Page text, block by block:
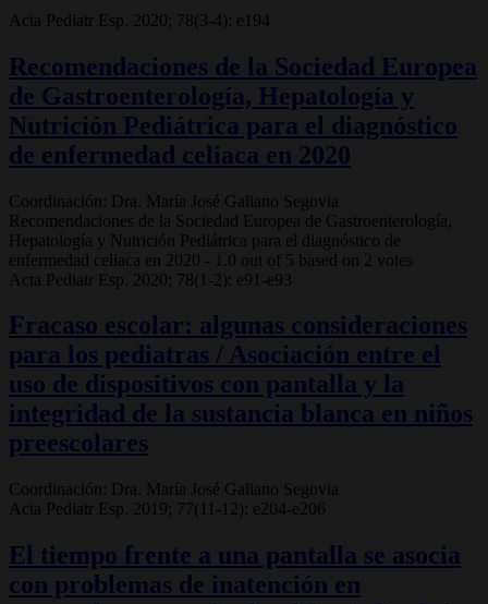
Acta Pediatr Esp. 2020; 78(3-4): e194
Recomendaciones de la Sociedad Europea
de Gastroenterología, Hepatología y
Nutrición Pediátrica para el diagnóstico
de enfermedad celiaca en 2020
Coordinación: Dra. María José Galiano Segovia
Recomendaciones de la Sociedad Europea de Gastroenterología,
Hepatología y Nutrición Pediátrica para el diagnóstico de
enfermedad celiaca en 2020 - 1.0 out of 5 based on 2 votes
Acta Pediatr Esp. 2020; 78(1-2): e91-e93
Fracaso escolar: algunas consideraciones
para los pediatras / Asociación entre el
uso de dispositivos con pantalla y la
integridad de la sustancia blanca en niños
preescolares
Coordinación: Dra. María José Galiano Segovia
Acta Pediatr Esp. 2019; 77(11-12): e204-e206
El tiempo frente a una pantalla se asocia
con problemas de inatención en